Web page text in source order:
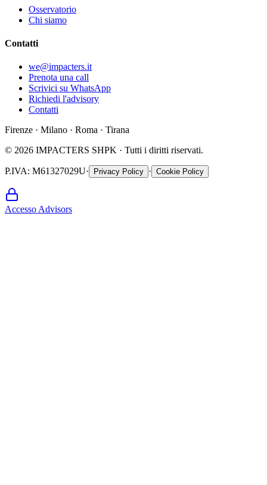
Osservatorio
Chi siamo
Contatti
we@impacters.it
Prenota una call
Scrivici su WhatsApp
Richiedi l'advisory
Contatti
Firenze · Milano · Roma · Tirana
© 2026 IMPACTERS SHPK · Tutti i diritti riservati.
P.IVA: M61327029U· Privacy Policy · Cookie Policy
Accesso Advisors